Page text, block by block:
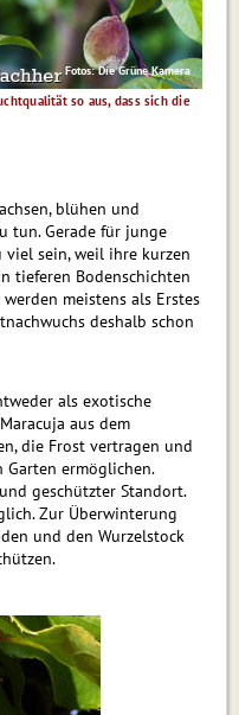
Fotos: Die Grüne Kamera
so aus, dass sich die
blühen und
tun. Gerade für junge
viel sein, weil ihre kurzen
tieferen Bodenschichten
meistens als Erstes
deshalb schon
als exotische
aus dem
die Frost vertragen und
Garten ermöglichen.
geschützter Standort.
Zur Überwinterung
und den Wurzelstock